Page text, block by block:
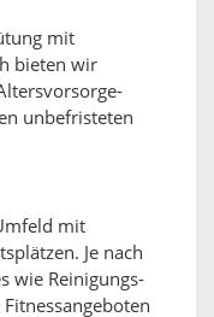
mit
bieten wir
unbefristeten
mit
Je nach
wie Reinigungs-